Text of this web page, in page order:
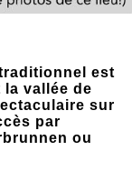
est
vallée de
sur
par
ou